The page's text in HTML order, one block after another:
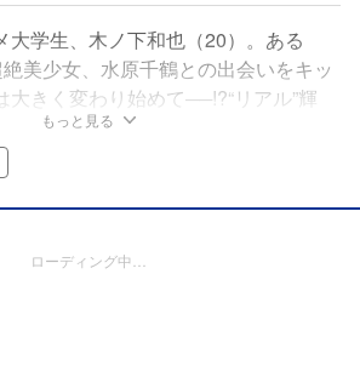
大学生、木ノ下和也（20）。ある
絶美少女、水原千鶴との出会いをキッ
大きく変わり始めて──!?“リアル”輝
イフ、開幕！
もっと見る
ローディング中…